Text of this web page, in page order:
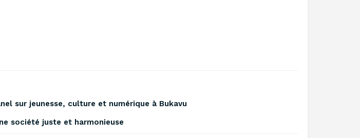
sur jeunesse, culture et numérique à Bukavu
société juste et harmonieuse